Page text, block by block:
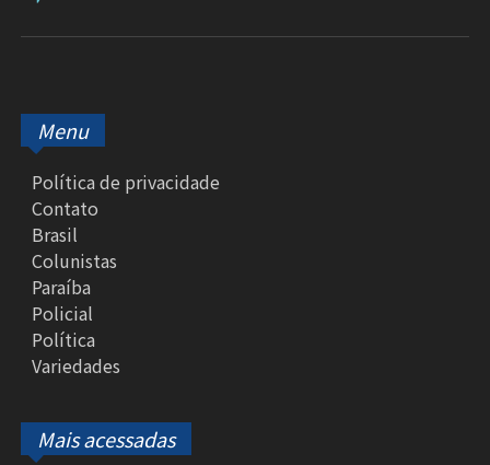
Menu
Política de privacidade
Contato
Brasil
Colunistas
Paraíba
Policial
Política
Variedades
Mais acessadas